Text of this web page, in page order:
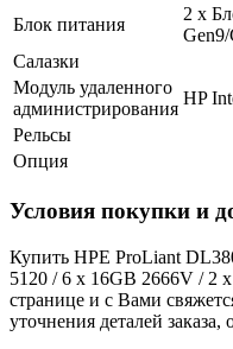
Блок питания
2 x
Салазки
Модуль удаленного
администрирования
HP
Рельсы
Опция
Условия покупки и
Купить HPE ProLiant
5120 / 6 x 16GB 2666V / 2
странице и с Вами
уточнения деталей заказа,